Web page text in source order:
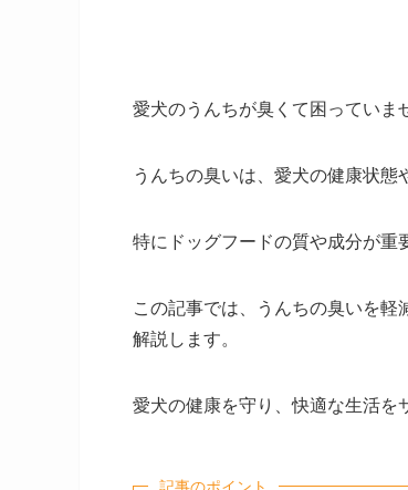
愛犬のうんちが臭くて困っていま
うんちの臭いは、愛犬の健康状態
特にドッグフードの質や成分が重
この記事では、うんちの臭いを軽
解説します。
愛犬の健康を守り、快適な生活を